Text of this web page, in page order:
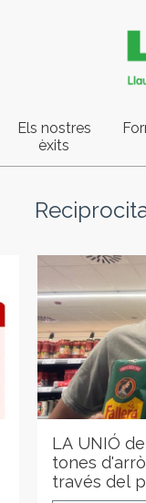
Els nostres
èxits
LA UNIÓ
tones
través del